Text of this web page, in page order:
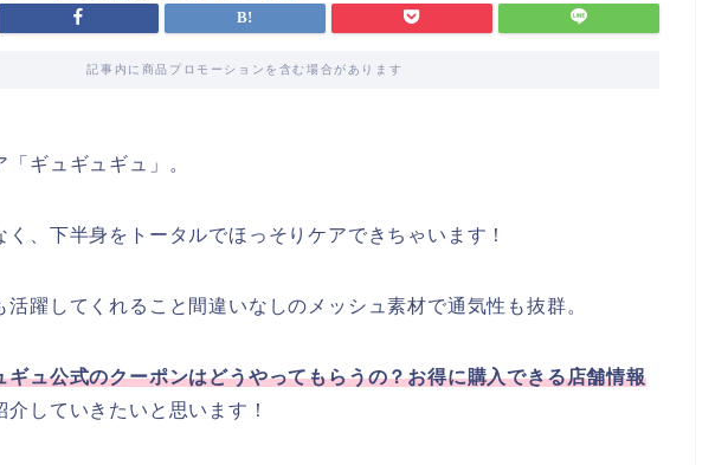
記事内に商品プロモーションを含む場合があります
ギュギュギュ」。
、下半身をトータルでほっそりケアできちゃいます！
活躍してくれること間違いなしのメッシュ素材で通気性も抜群。
ギュ公式のクーポンはどうやってもらうの？お得に購入できる店舗情報
介していきたいと思います！